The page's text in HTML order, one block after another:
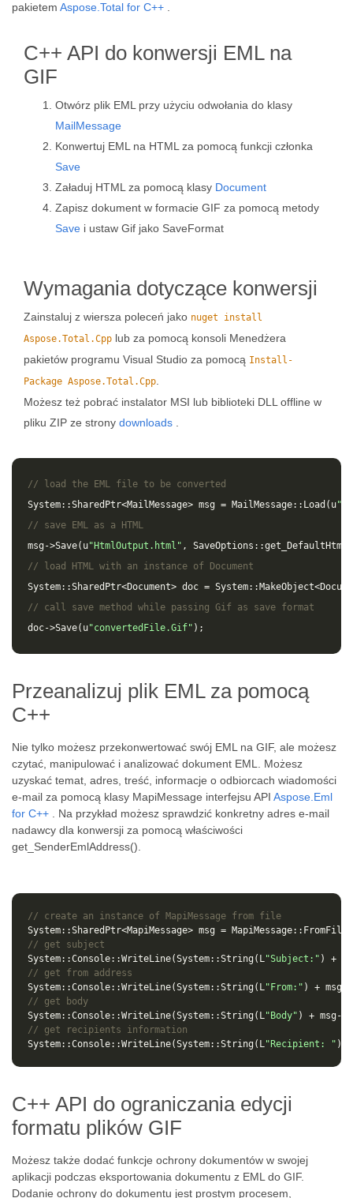
pakietem Aspose.Total for C++
C++ API do konwersji EML na
GIF
Otwórz plik EML przy użyciu odwołania do klasy
MailMessage
Konwertuj EML na HTML za pomocą funkcji członka
Save
Załaduj HTML za pomocą klasy Document
Zapisz dokument w formacie GIF za pomocą metody
Save i ustaw Gif jako SaveFormat
Wymagania dotyczące konwersji
Zainstaluj z wiersza poleceń jako nuget install
Aspose.Total.Cpp lub za pomocą konsoli Menedżera
pakietów programu Visual Studio za pomocą Install-
Package Aspose.Total.Cpp
Możesz też pobrać instalator MSI lub biblioteki DLL offline w
pliku ZIP ze strony downloads
// load the EML file to be converted
System::SharedPtr<MailMessage> msg = MailMessage:: Load ( u
// save EML as a HTML
msg ->Save( u"HtmlOutput.html" , SaveOptions ::get_DefaultHtml
// load HTML with an instance of Document
System::SharedPtr<Document> doc = System:: MakeObject<
// call save method while passing Gif as save format
doc->Save( u"convertedFile.Gif" );
Przeanalizuj plik EML za pomocą
C++
Nie tylko możesz przekonwertować swój EML na GIF, ale możesz
czytać, manipulować i analizować dokument EML. Możesz
uzyskać temat, adres, treść, informacje o odbiorcach wiadomości
e-mail za pomocą klasy MapiMessage interfejsu API Aspose.Eml
for C++ . Na przykład możesz sprawdzić konkretny adres e-mail
nadawcy dla konwersji za pomocą właściwości
get_SenderEmlAddress().
// create an instance of MapiMessage from file
System::SharedPtr<MapiMessage> msg = MapiMessage:: FromFile
// get subject
System::Console::WriteLine(System::String ( L"Subject:" ) +
// get from address
System::Console::WriteLine(System::String ( L"From:" ) + msg
// get body
System::Console::WriteLine(System::String ( L"Body" ) + msg ->
// get recipients information
System::Console::WriteLine(System::String ( L"Recipient: " )
C++ API do ograniczania edycji
formatu plików GIF
Możesz także dodać funkcje ochrony dokumentów w swojej
aplikacji podczas eksportowania dokumentu z EML do GIF.
Dodanie ochrony do dokumentu jest prostym procesem,